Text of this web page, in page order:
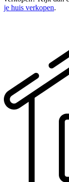
je huis verkopen.